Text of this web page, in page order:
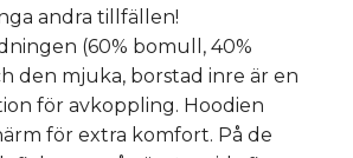
andra tillfällen!
(60% bomull, 40%
den mjuka, borstad inre är en
för avkoppling. Hoodien
för extra komfort. På de